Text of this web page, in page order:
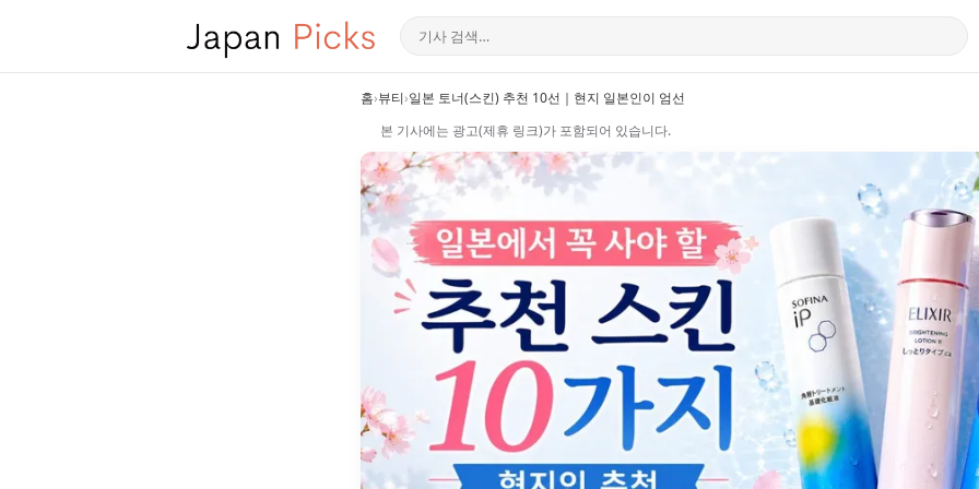
홈›뷰티›일본 토너(스킨) 추천 10선｜현지 일본인이 엄선
본 기사에는 광고(제휴 링크)가 포함되어 있습니다.